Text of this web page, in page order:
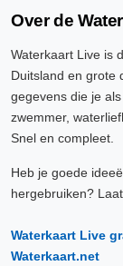
Over de
Waterkaart Live is
Duitsland en grote
gegevens die je
zwemmer,
Snel en compleet.
Heb je goede
hergebruiken?
Waterkaart Live
Waterkaart.net